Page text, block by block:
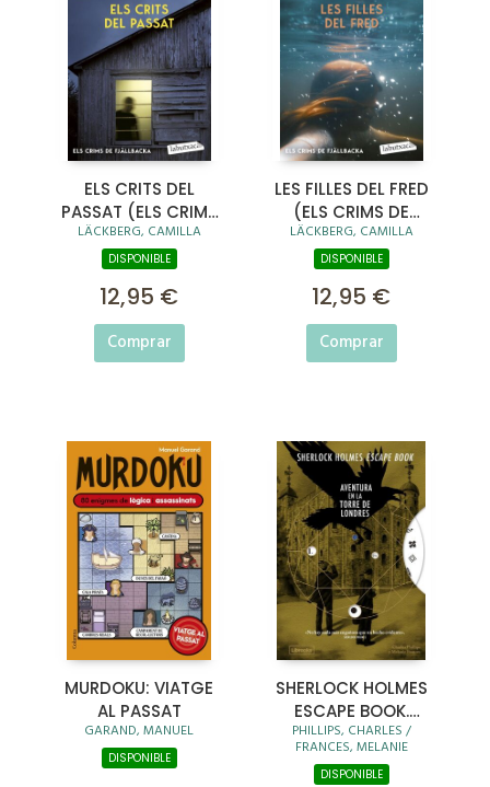
ELS CRITS DEL
PASSAT (ELS CRIMS
DE FJÄLLBACKA)
LÄCKBERG, CAMILLA
DISPONIBLE
12,95 €
Comprar
LES FILLES DEL FRED
(ELS CRIMS DE
FJÄLLBACKA)
LÄCKBERG, CAMILLA
DISPONIBLE
12,95 €
Comprar
MURDOKU: VIATGE
AL PASSAT
GARAND, MANUEL
DISPONIBLE
SHERLOCK HOLMES
ESCAPE BOOK.
AVENTURA EN LA
TORRE DE LONDRES
PHILLIPS, CHARLES /
FRANCES, MELANIE
DISPONIBLE